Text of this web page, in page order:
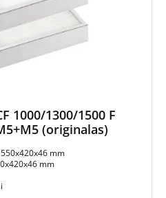
1000/1300/1500 F
(originalas)
550x420x46 mm
mm